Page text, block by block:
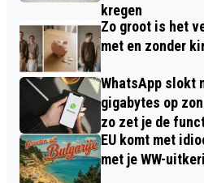
kregen
Zo groot is het
met en zonder
WhatsApp slokt
gigabytes op
zo zet je de
EU komt met
met je WW-